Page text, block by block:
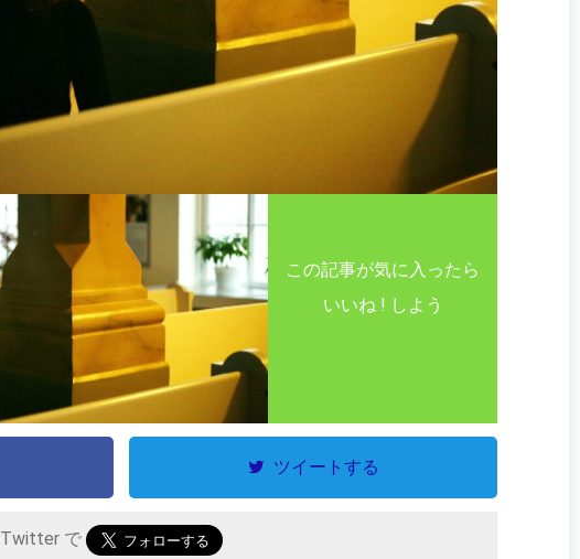
この記事が気に入ったら
いいね ! しよう
ツイートする
Twitter で